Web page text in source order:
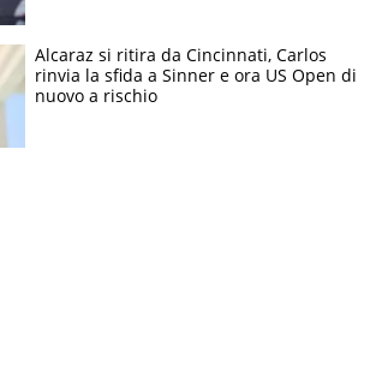
Alcaraz si ritira da Cincinnati, Carlos
rinvia la sfida a Sinner e ora US Open di
nuovo a rischio